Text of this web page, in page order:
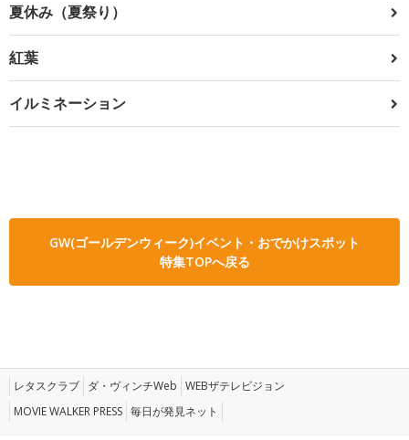
夏休み（夏祭り）
紅葉
イルミネーション
GW(ゴールデンウィーク)イベント・おでかけスポット
特集TOPへ戻る
レタスクラブ ダ・ヴィンチWeb WEBザテレビジョン
MOVIE WALKER PRESS 毎日が発見ネット